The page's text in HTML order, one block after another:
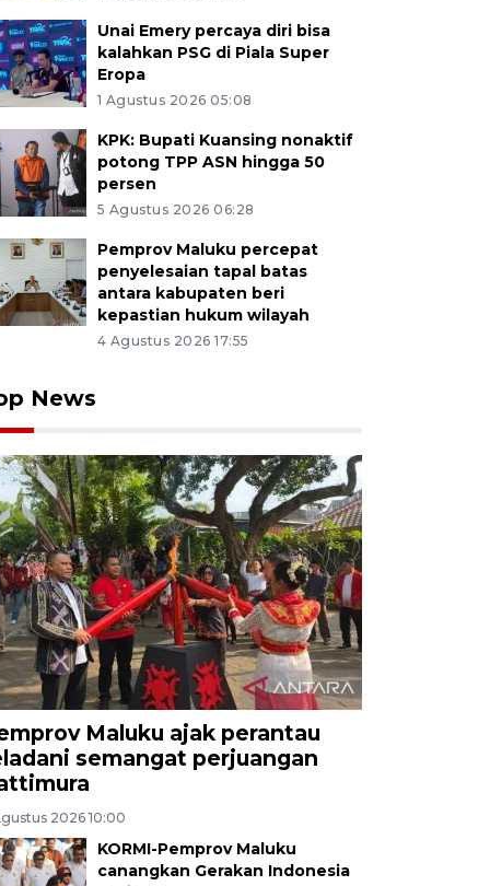
Unai Emery percaya diri bisa
kalahkan PSG di Piala Super
Eropa
1 Agustus 2026 05:08
KPK: Bupati Kuansing nonaktif
potong TPP ASN hingga 50
persen
5 Agustus 2026 06:28
Pemprov Maluku percepat
penyelesaian tapal batas
antara kabupaten beri
kepastian hukum wilayah
4 Agustus 2026 17:55
News
Maluku ajak perantau
semangat perjuangan
2026 10:00
KORMI-Pemprov Maluku
canangkan Gerakan Indonesia